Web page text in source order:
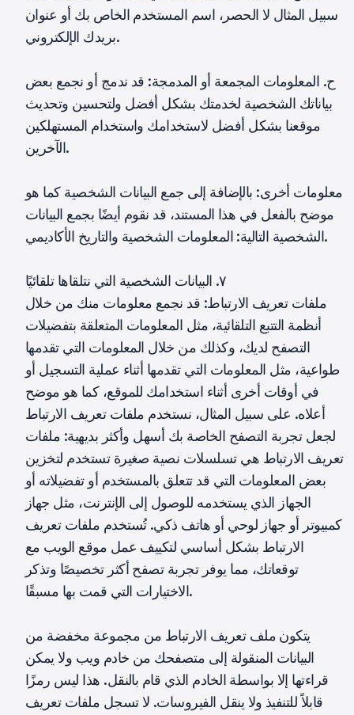
سبيل المثال لا الحصر، اسم المستخدم الخاص بك أو عنوان
بريدك الإلكتروني.
ح. المعلومات المجمعة أو المدمجة: قد ندمج أو نجمع بعض
بياناتك الشخصية لخدمتك بشكل أفضل ولتحسين وتحديث
موقعنا بشكل أفضل لاستخدامك واستخدام المستهلكين
الآخرين.
معلومات أخرى: بالإضافة إلى جمع البيانات الشخصية كما هو
موضح بالفعل في هذا المستند، قد نقوم أيضًا بجمع البيانات
الشخصية التالية: المعلومات الشخصية والتاريخ الأكاديمي.
٧. البيانات الشخصية التي نتلقاها تلقائيًا
ملفات تعريف الارتباط: قد نجمع معلومات منك من خلال
أنظمة التتبع التلقائية، مثل المعلومات المتعلقة بتفضيلات
التصفح لديك، وكذلك من خلال المعلومات التي تقدمها
طواعية، مثل المعلومات التي تقدمها أثناء عملية التسجيل أو
في أوقات أخرى أثناء استخدامك للموقع، كما هو موضح
أعلاه. على سبيل المثال، نستخدم ملفات تعريف الارتباط
لجعل تجربة التصفح الخاصة بك أسهل وأكثر بديهية: ملفات
تعريف الارتباط هي تسلسلات نصية صغيرة تستخدم لتخزين
بعض المعلومات التي قد تتعلق بالمستخدم أو تفضيلاته أو
الجهاز الذي يستخدمه للوصول إلى الإنترنت، مثل جهاز
كمبيوتر أو جهاز لوحي أو هاتف ذكي. تُستخدم ملفات تعريف
الارتباط بشكل أساسي لتكييف عمل موقع الويب مع
توقعاتك، مما يوفر تجربة تصفح أكثر تخصيصًا وتذكر
الاختيارات التي قمت بها مسبقًا.
يتكون ملف تعريف الارتباط من مجموعة مخفضة من
البيانات المنقولة إلى متصفحك من خادم ويب ولا يمكن
قراءتها إلا بواسطة الخادم الذي قام بالنقل. هذا ليس رمزًا
قابلاً للتنفيذ ولا ينقل الفيروسات. لا تسجل ملفات تعريف